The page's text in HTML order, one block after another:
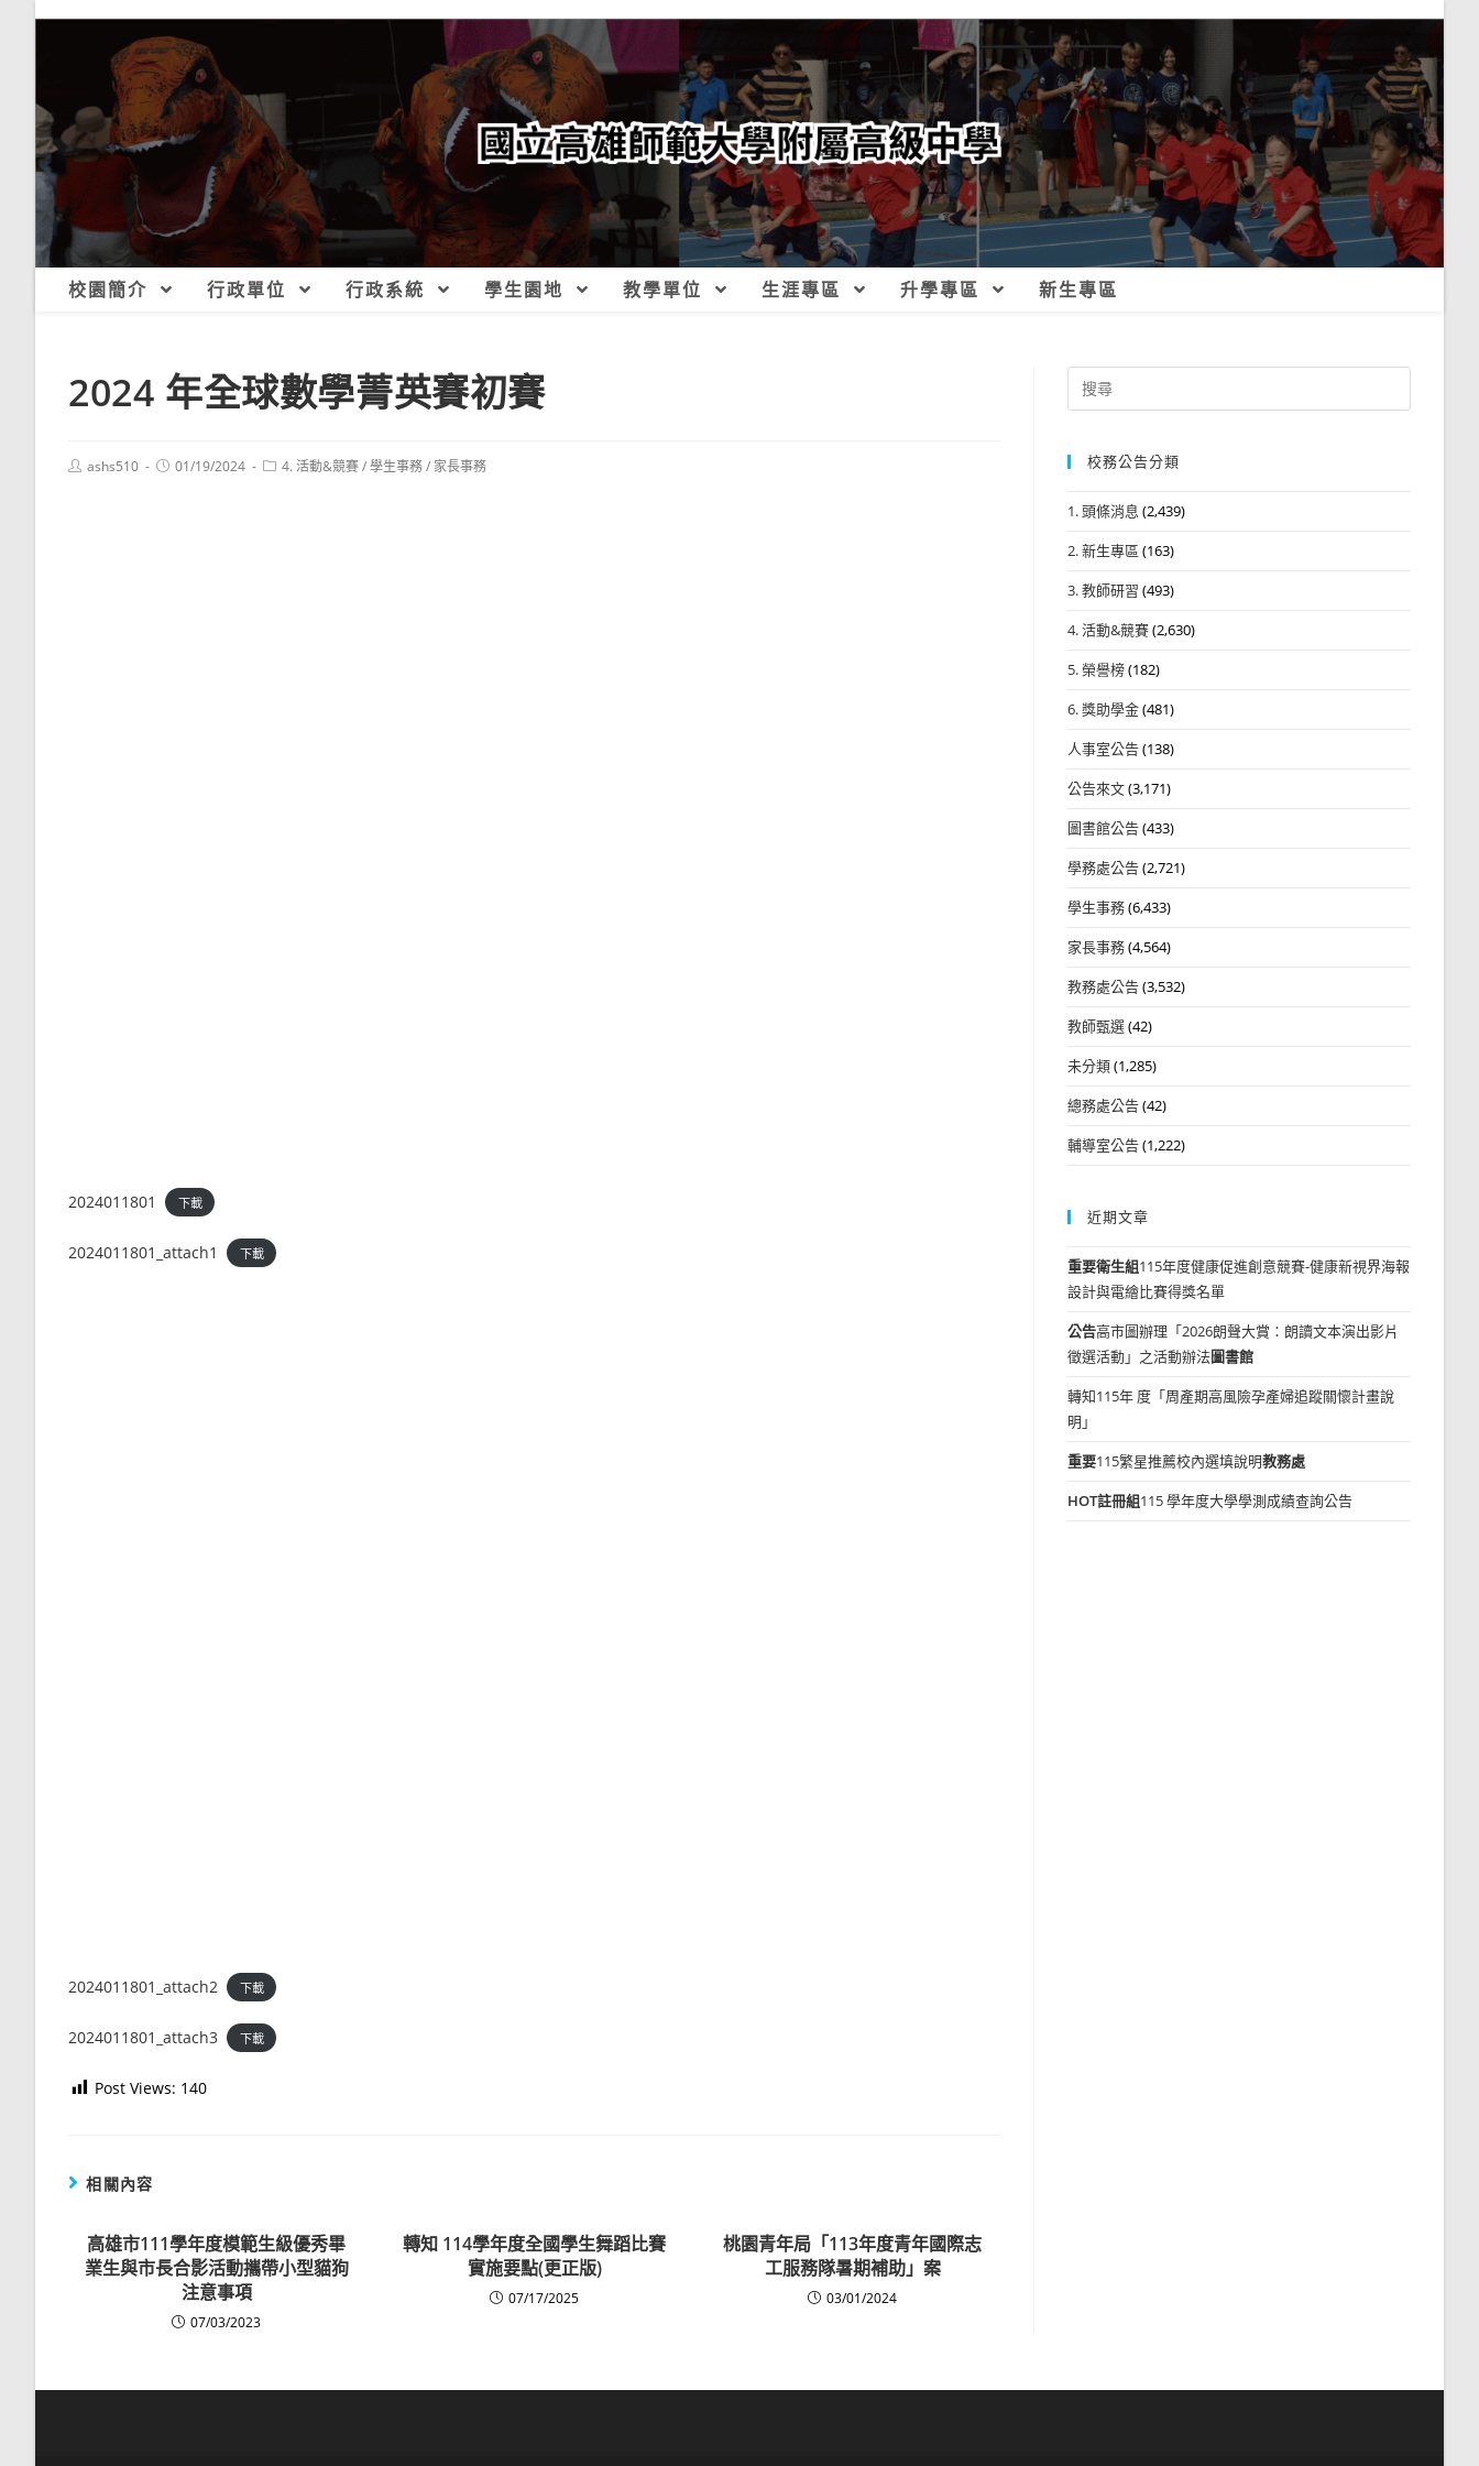
校園簡介 行政單位 行政系統 學生園地 教學單位 生涯專區 升學專區 新生專區
2024 年全球數學菁英賽初賽
Postashs510
Post01/19/2024
Post4. 活動&競賽/學生事務/ 家長事務
2024011801 下載
2024011801_attach1 下載
2024011801_attach2 下載
2024011801_attach3 下載
Post Views: 140
相關內容
高雄市111學年度模範生級優秀畢
業生與市長合影活動攜帶小型貓狗
注意事項
07/03/2023
轉知 114學年度全國學生舞蹈比賽
實施要點(更正版)
07/17/2025
桃園青年局「113年度青年國際志
工服務隊暑期補助」案
03/01/2024
Search
for:
校務公告分類
1. 頭條消息 (2,439)
2. 新生專區 (163)
3. 教師研習 (493)
4. 活動&競賽(2,630)
5. 榮譽榜(182)
6. 獎助學金(481)
人事室公告(138)
公告來文(3,171)
圖書館公告(433)
學務處公告(2,721)
學生事務(6,433)
家長事務(4,564)
教務處公告(3,532)
教師甄選(42)
未分類(1,285)
總務處公告(42)
輔導室公告(1,222)
近期文章
重要衛生組115年度健康促進創意競賽-健康新視界海報
設計與電繪比賽得獎名單
公告高市圖辦理「2026朗聲大賞：朗讀文本演出影片
徵選活動」之活動辦法圖書館
轉知115年 度「周產期高風險孕產婦追蹤關懷計畫說
明」
重要115繁星推薦校內選填說明教務處
HOT註冊組115 學年度大學學測成績查詢公告